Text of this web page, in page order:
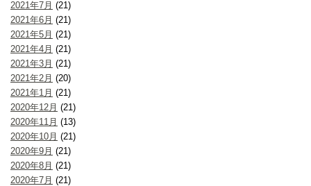
2021年7月 (21)
2021年6月 (21)
2021年5月 (21)
2021年4月 (21)
2021年3月 (21)
2021年2月 (20)
2021年1月 (21)
2020年12月 (21)
2020年11月 (13)
2020年10月 (21)
2020年9月 (21)
2020年8月 (21)
2020年7月 (21)